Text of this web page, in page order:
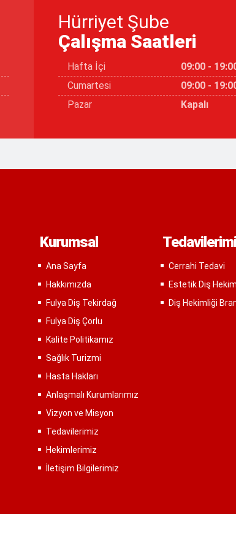
Hürriyet Şube
Çalışma Saatleri
Hafta İçi
09:00 -
Cumartesi
09:00 -
Pazar
Kapalı
Kurumsal
Ana Sayfa
Hakkımızda
Fulya Diş Tekirdağ
Fulya Diş Çorlu
Kalite Politikamız
Sağlık Turizmi
Hasta Hakları
Anlaşmalı Kurumlarımız
Vizyon ve Misyon
Tedavilerimiz
Hekimlerimiz
İletişim Bilgilerimiz
Cerrahi Tedavi
Estetik Diş
Diş Hekimliği